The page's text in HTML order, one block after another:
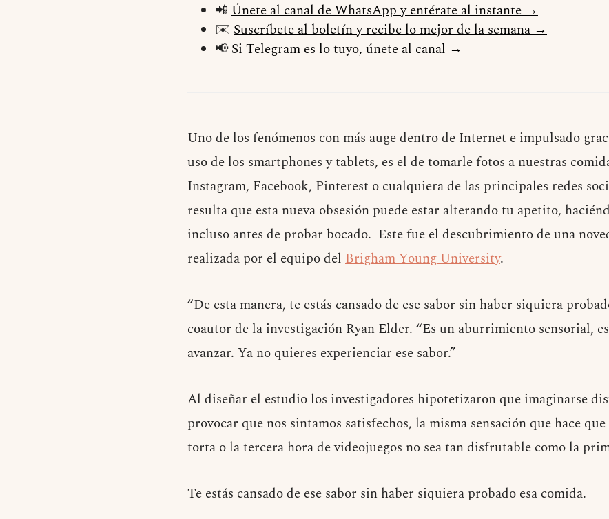
📲 Únete al canal de WhatsApp y entérate al instante →
✉️ Suscríbete al boletín y recibe lo mejor de la semana →
📢Si Telegram es lo tuyo, únete al canal →
Uno de los fenómenos con más auge dentro de Internet e impulsado
uso de los smartphones y tablets, es el de tomarle fotos a nuestras
Instagram, Facebook, Pinterest o cualquiera de las principales redes
resulta que esta nueva obsesión puede estar alterando tu apetito,
incluso antes de probar bocado. Este fue el descubrimiento de una
realizada por el equipo del Brigham Young University.
“De esta manera, te estás cansado de ese sabor sin haber siquiera
coautor de la investigación Ryan Elder. “Es un aburrimiento sensorial,
avanzar. Ya no quieres experienciar ese sabor.”
Al diseñar el estudio los investigadores hipotetizaron que imaginarse
provocar que nos sintamos satisfechos, la misma sensación que hace
torta o la tercera hora de videojuegos no sea tan disfrutable como la
Te estás cansado de ese sabor sin haber siquiera probado esa comida.